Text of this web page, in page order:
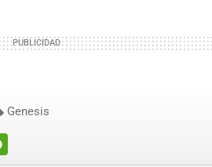
Genesis